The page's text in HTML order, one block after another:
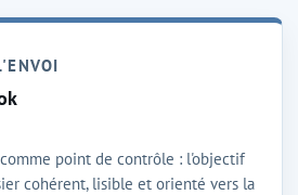
point de contrôle : l'objectif
cohérent, lisible et orienté vers la